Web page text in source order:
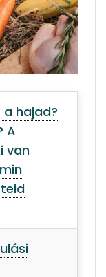
hajad?
A
van